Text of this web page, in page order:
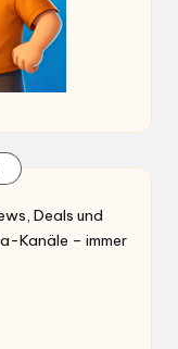
Deals und
Kanäle – immer